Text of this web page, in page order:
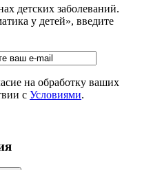
детских заболеваний.
у детей», введите
на обработку ваших
с Условиями.